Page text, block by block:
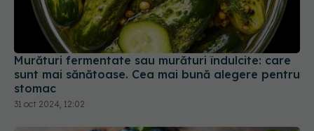
Murături fermentate sau murături îndulcite: care
sunt mai sănătoase. Cea mai bună alegere pentru
stomac
31 oct 2024, 12:02